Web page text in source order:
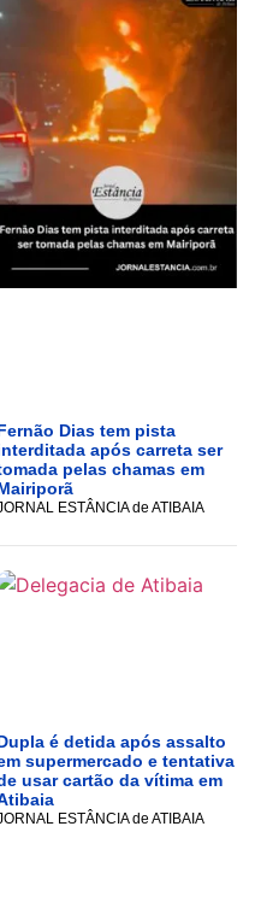
Dias tem pista
após carreta ser
pelas chamas em
ESTÂNCIA de ATIBAIA
é detida após assalto
supermercado e tentativa
usar cartão da vítima em
ESTÂNCIA de ATIBAIA